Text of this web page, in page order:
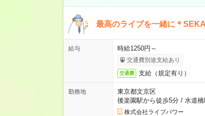
最高のライブを一緒に＊
給与 時給1250円～
交通費別途支給あり
交通費 支給（規定有り）
勤務地
東京都文京区
後楽園駅から徒歩5分/ 水道
株式会社ライブパワー